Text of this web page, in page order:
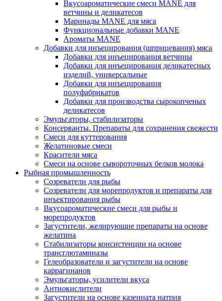
Вкусоароматические смеси MANE для
ветчины и деликатесов
Маринады MANE для мяса
Функциональные добавки MANE
Ароматы MANE
Добавки для инъецирования (шприцевания) мяса
Добавки для инъецирования ветчины
Добавки для инъецирования деликатесных
изделий, универсальные
Добавки для инъецирования
полуфабрикатов
Добавки для производства сырокопченых
деликатесов
Эмульгаторы, стабилизаторы
Консерванты. Препараты для сохранения свежести
Смеси для куттерования
Желатиновые смеси
Красители мяса
Смеси на основе сывороточных белков молока
Рыбная промышленность
Созреватели для рыбы
Созреватели для морепродуктов и препараты для
инъектирования рыбы
Вкусоароматические смеси для рыбы и
морепродуктов
Загустители, желирующие препараты на основе
желатина
Стабилизаторы консистенции на основе
трансглютаминазы
Гелеобразователи и загустители на основе
каррагинанов
Эмульгаторы, усилители вкуса
Антиокислители
Загустители на основе казеината натрия